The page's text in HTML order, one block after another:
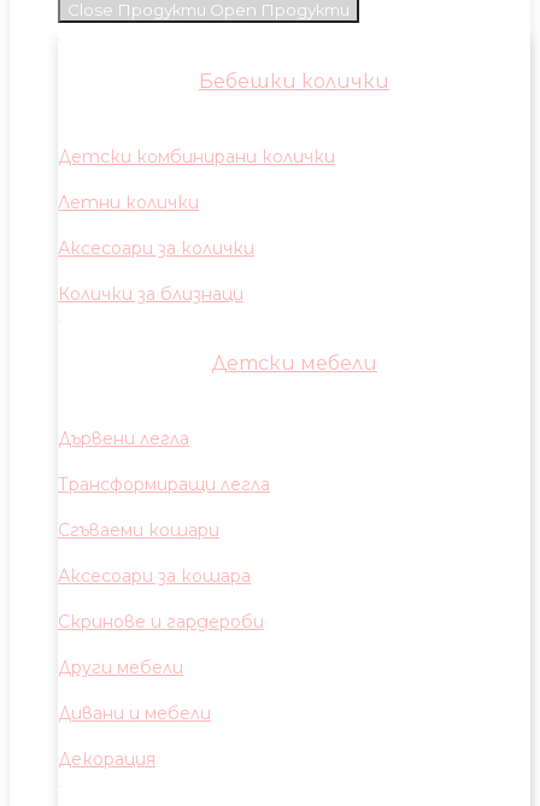
Close Продукти Open Продукти
Бебешки колички
Детски комбинирани колички
Летни колички
Аксесоари за колички
Колички за близнаци
Детски мебели
Дървени легла
Трансформиращи легла
Сгъваеми кошари
Аксесоари за кошара
Скринове и гардероби
Други мебели
Дивани и мебели
Декорация